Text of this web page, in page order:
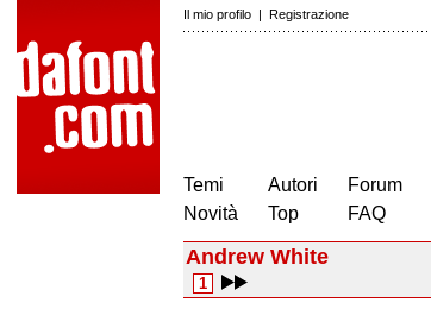
Il mio profilo | Registrazione
Temi
Novità
Autori
Top
Forum
FAQ
Andrew White
1